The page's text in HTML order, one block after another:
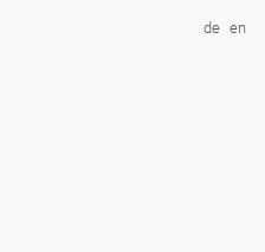
de en